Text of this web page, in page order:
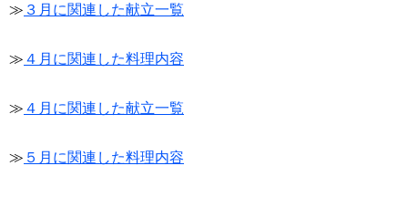
≫ ３月に関連した献立一覧
≫ ４月に関連した料理内容
≫ ４月に関連した献立一覧
≫ ５月に関連した料理内容